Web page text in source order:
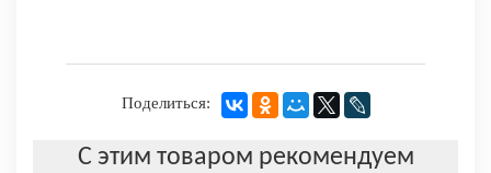
Поделиться:
С этим товаром рекомендуем